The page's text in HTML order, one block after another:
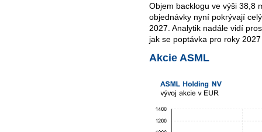
Objem backlogu ve výši 38,8
objednávky nyní pokrývají
2027. Analytik nadále vidí
jak se poptávka pro roky
Akcie ASML